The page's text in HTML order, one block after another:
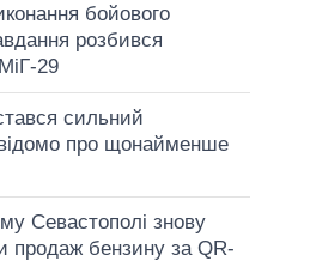
бойового
розбився
29
сильний
про щонайменше
Севастополі знову
продаж бензину за QR-